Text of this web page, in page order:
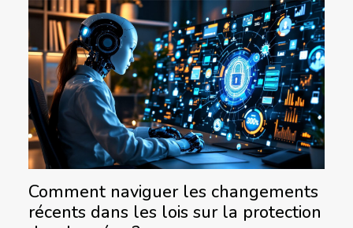
Comment naviguer les changements
récents dans les lois sur la protection